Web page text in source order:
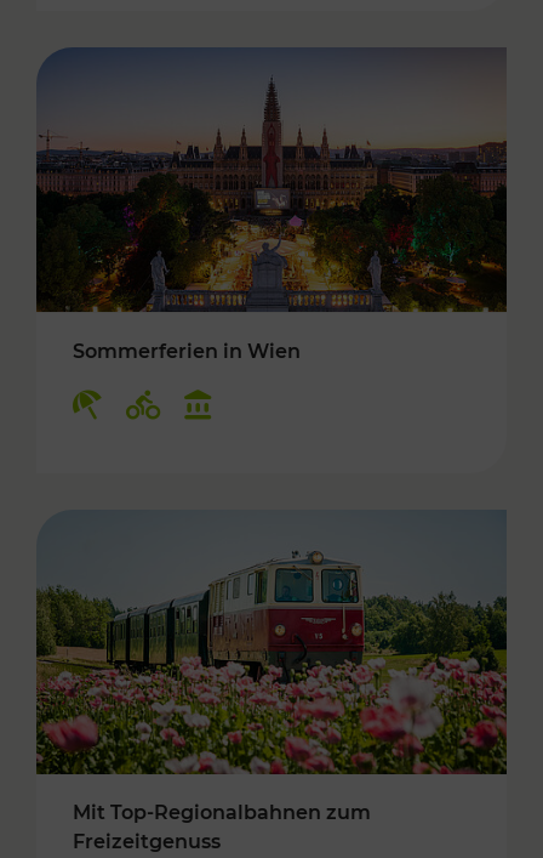
Sommerferien in Wien
Mit Top-Regionalbahnen zum
Freizeitgenuss